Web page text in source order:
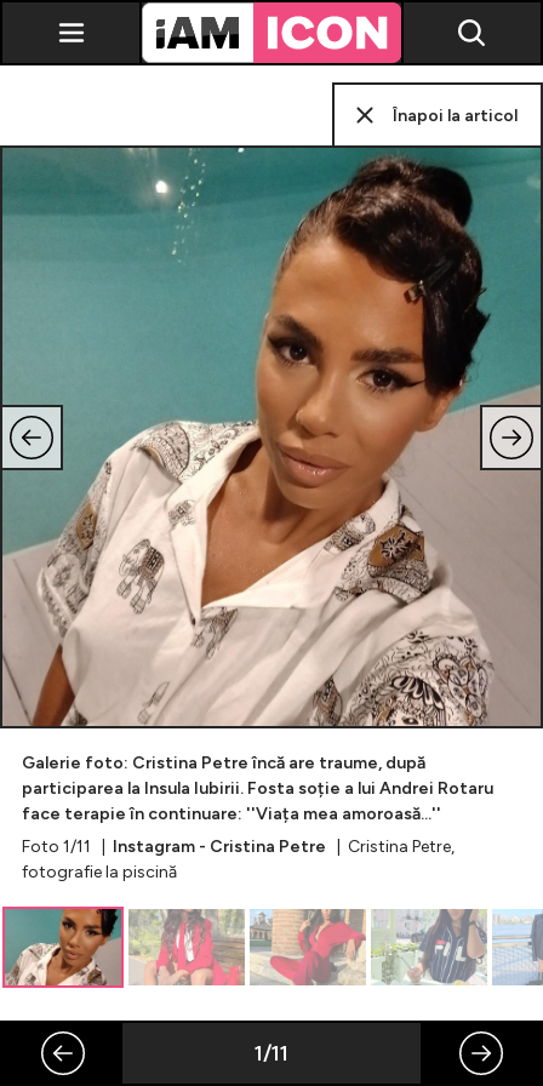
Vedete
Breaking news
Horoscop
Lifestyle
Celebrități
Breaking News
Intră în cont
Creează cont
1/11
Înapoi la articol
Galerie foto: Cristina Petre încă are traume, după
participarea la Insula Iubirii. Fosta soție a lui Andrei Rotaru
face terapie în continuare: ''Viața mea amoroasă...''
Foto 1/11 | Instagram - Cristina Petre | Cristina Petre,
fotografie la piscină